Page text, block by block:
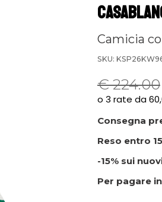
Camicia
SKU:
€ 224.00
Consegna
Reso entro
-15% sui
Per pagare